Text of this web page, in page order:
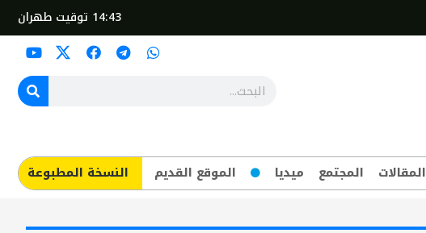
14:43 توقيت طهران
المقالات المجتمع ميديا الموقع القديم ​النسخة المطبوعة